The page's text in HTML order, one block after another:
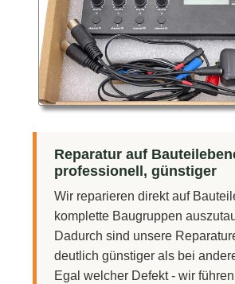
Reparatur auf
professionell, günstiger
Wir reparieren direkt auf
komplette Baugruppen
Dadurch sind unsere
deutlich günstiger als bei
Egal welcher Defekt - wir